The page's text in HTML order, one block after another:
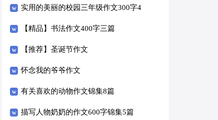
实用的美丽的校园三年级作文300字4
篇
【精品】书法作文400字三篇
【推荐】圣诞节作文
怀念我的爷爷作文
有关喜欢的动物作文锦集8篇
描写人物奶奶的作文600字锦集5篇